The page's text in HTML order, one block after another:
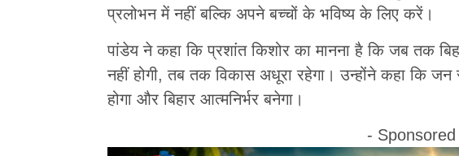
प्रलोभन में नहीं बल्कि अपने बच्चों के भविष्य के लिए करें।
पांडेय ने कहा कि प्रशांत किशोर का मानना है कि जब तक
नहीं होगी, तब तक विकास अधूरा रहेगा। उन्होंने कहा कि
होगा और बिहार आत्मनिर्भर बनेगा।
- Sponsored